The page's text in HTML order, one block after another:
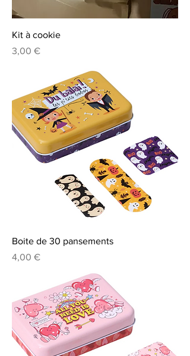
Kit à cookie
Prix
3,00 €
Boite de 30 pansements
Prix
4,00 €